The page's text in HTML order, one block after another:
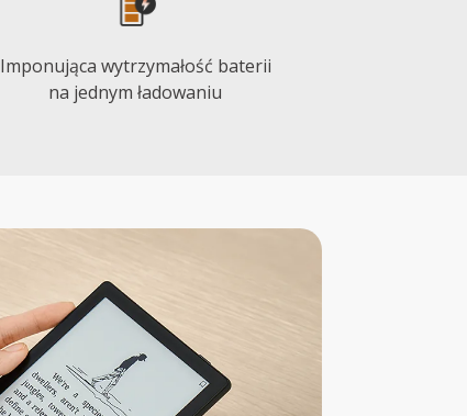
Imponująca wytrzymałość baterii
na jednym ładowaniu